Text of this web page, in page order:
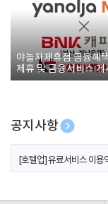
야놀자제휴점 금융혜
제휴 및 금융서비스 게
공지사항
[호텔업] 개인정보 처리방
[호텔업] 유료서비스 이용